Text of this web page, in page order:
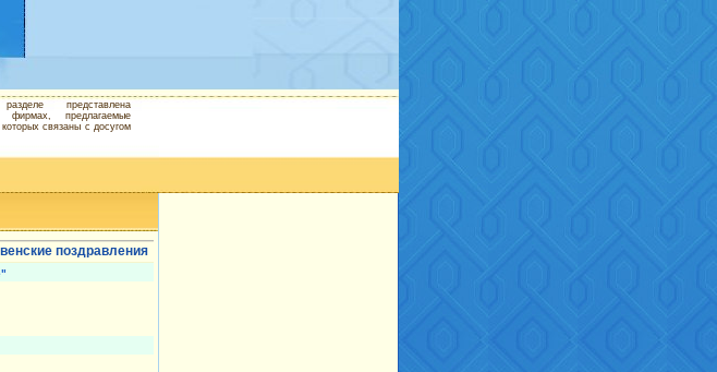
представлена
предлагаемые
связаны с досугом
поздравления